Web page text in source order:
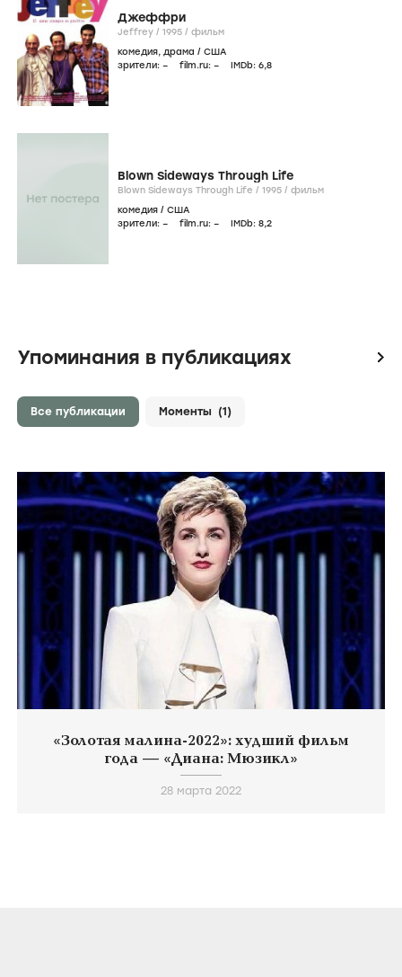
Джеффри
Jeffrey / 1995 / фильм
комедия, драма / США
зрители: – film.ru: – IMDb: 6,8
Blown Sideways Through Life
Blown Sideways Through Life / 1995 / фильм
комедия / США
зрители: – film.ru: – IMDb: 8,2
Упоминания в публикациях icon
Все публикации Моменты (1)
«Золотая малина-2022»: худший фильм
года — «Диана: Мюзикл»
28 марта 2022